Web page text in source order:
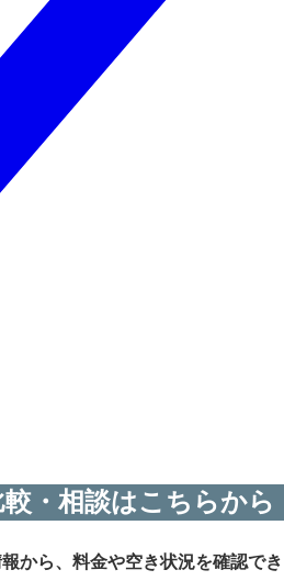
・相談はこちらから
から、料金や空き状況を確認でき